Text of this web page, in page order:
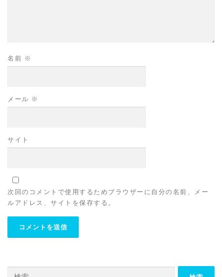
名前 ※
メール ※
サイト
次回のコメントで使用するためブラウザーに自分の名前、メー
ルアドレス、サイトを保存する。